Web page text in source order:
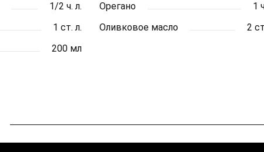
1/2 ч. л. Орегано
1
1 ст. л. Оливковое масло
2
200 мл